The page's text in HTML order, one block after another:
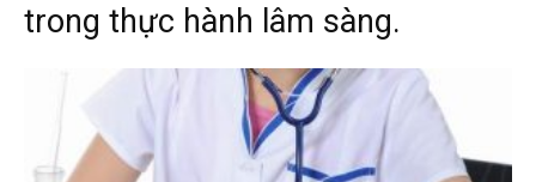
trong thực hành lâm sàng.